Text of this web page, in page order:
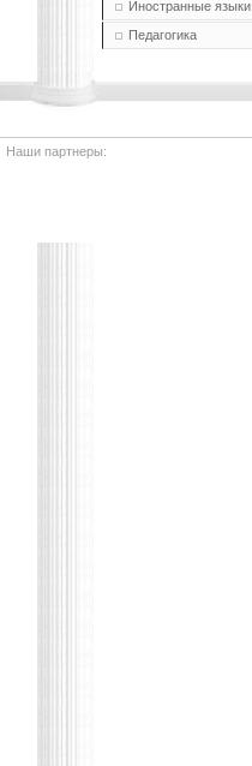
Иностранные языки
Педагогика
Наши партнеры: